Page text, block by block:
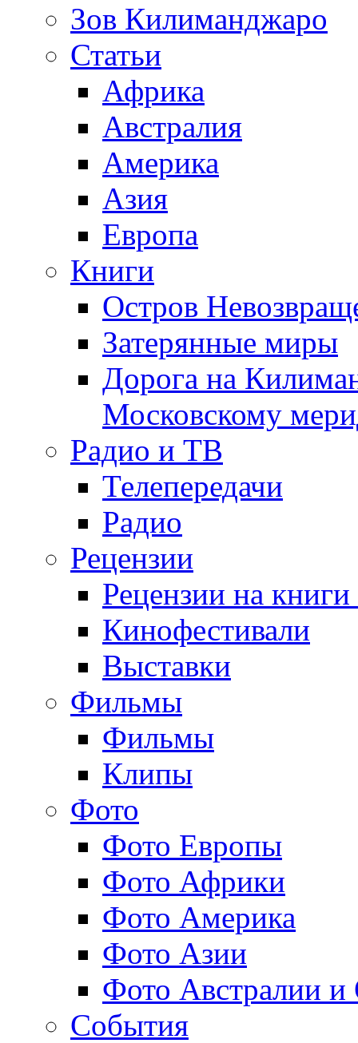
Зов Килиманджаро
Статьи
Африка
Австралия
Америка
Азия
Европа
Книги
Остров
Затерянные миры
Дорога на
Московскому
Радио и ТВ
Телепередачи
Радио
Рецензии
Рецензии на
Кинофестивали
Выставки
Фильмы
Фильмы
Клипы
Фото
Фото Европы
Фото Африки
Фото Америка
Фото Азии
Фото Австралии и
События